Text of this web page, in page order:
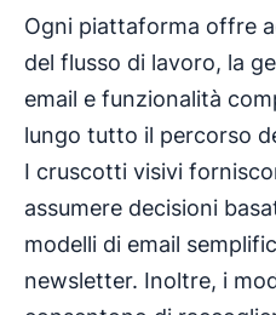
Ogni piattaforma offre
del flusso di lavoro, la
email e funzionalità
lungo tutto il percorso
I cruscotti visivi
assumere decisioni
modelli di email
newsletter. Inoltre, i